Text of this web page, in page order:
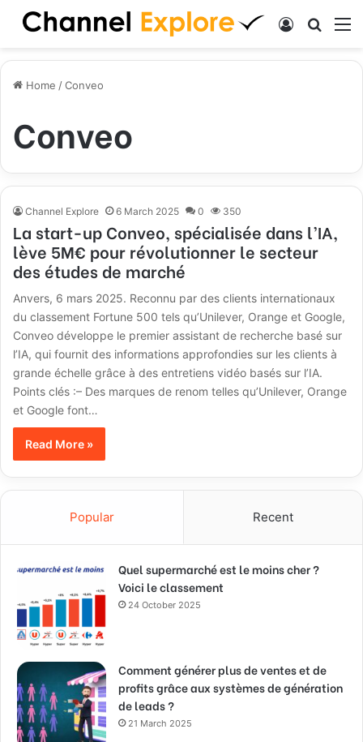
Log In
Home /Conveo
Conveo
Channel Explore 6 March 2025 0 350
La start-up Conveo, spécialisée dans l’IA,
lève 5M€ pour révolutionner le secteur
des études de marché
Anvers, 6 mars 2025. Reconnu par des clients internationaux
du classement Fortune 500 tels qu’Unilever, Orange et Google,
Conveo développe le premier assistant de recherche basé sur
l’IA, qui fournit des informations approfondies sur les clients à
grande échelle grâce à des entretiens vidéo basés sur l’IA.
Points clés :– Des marques de renom telles qu’Unilever, Orange
et Google font…
Read More »
Popular Recent
Quel supermarché est le moins cher ?
Voici le classement
24 October 2025
Comment générer plus de ventes et de
profits grâce aux systèmes de génération
de leads ?
21 March 2025